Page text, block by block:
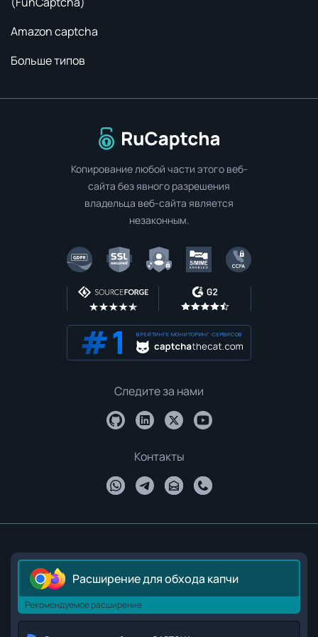
Amazon captcha
Больше типов
Перейти на главную страницу
Копирование любой части этого веб-
сайта без явного разрешения
владельца веб-сайта является
незаконным.
В РЕЙТИНГЕ МОНИТОРИНГ-СЕРВИСОВ
Следите за нами
Контакты
Расширение для обхода капчи
Рекомендуемое расширение